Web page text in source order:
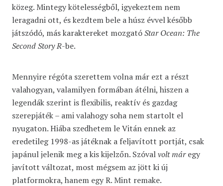
közeg. Mintegy kötelességből, igyekeztem nem
leragadni ott, és kezdtem bele a húsz évvel később
játszódó, más karaktereket mozgatóStar Ocean: The
Second Story R-be.
Mennyire régóta szerettem volna már ezt a részt
valahogyan, valamilyen formában átélni, hiszen a
legendák szerint is flexibilis, reaktív és gazdag
szerepjáték – ami valahogy soha nem startolt el
nyugaton. Hiába szedhetem le Vitán ennek az
eredetileg 1998-as játéknak a feljavított portját, csak
japánul jelenik meg a kis kijelzőn. Szóvalvolt máregy
javított változat, most mégsem az jött ki új
platformokra, hanem egy R. Mint remake.